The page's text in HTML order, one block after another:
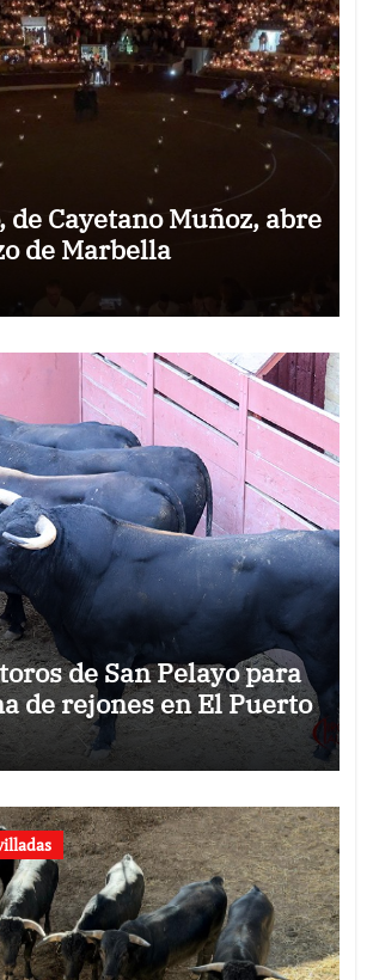
de Cayetano Muñoz, abre
de Marbella
de San Pelayo para
de rejones en El Puerto